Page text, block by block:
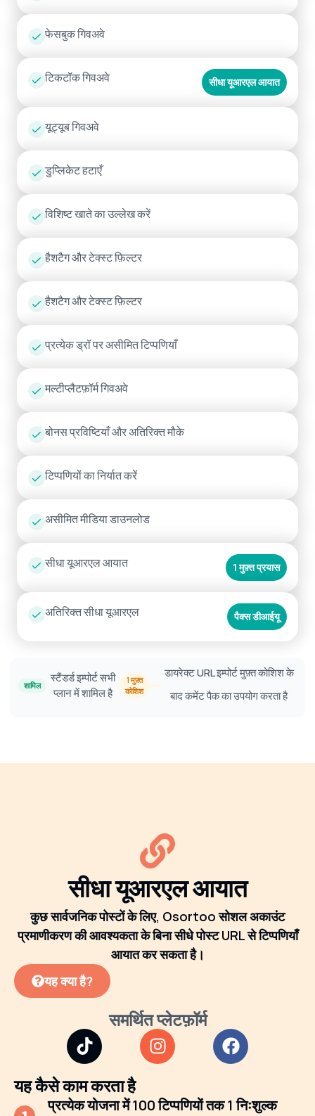
फेसबुक गिवअवे
टिकटॉक गिवअवे सीधा यूआरएल आयात
यूट्यूब गिवअवे
डुप्लिकेट हटाएँ
विशिष्ट खाते का उल्लेख करें
हैशटैग और टेक्स्ट फ़िल्टर
हैशटैग और टेक्स्ट फ़िल्टर
प्रत्येक ड्रॉ पर असीमित टिप्पणियाँ
मल्टीप्लैटफ़ॉर्म गिवअवे
बोनस प्रविष्टियाँ और अतिरिक्त मौके
टिप्पणियों का निर्यात करें
असीमित मीडिया डाउनलोड
सीधा यूआरएल आयात 1 मुफ़्त प्रयास
अतिरिक्त सीधा यूआरएल पैक्स डीआईयू
शामिल
स्टैंडर्ड इम्पोर्ट सभी
प्लान में शामिल है
1 मुफ़्त
कोशिश
डायरेक्ट URL इम्पोर्ट मुफ़्त कोशिश के
बाद कमेंट पैक का उपयोग करता है
सीधा यूआरएल आयात
कुछ सार्वजनिक पोस्टों के लिए, Osortoo सोशल अकाउंट
प्रमाणीकरण की आवश्यकता के बिना सीधे पोस्ट URL से टिप्पणियाँ
आयात कर सकता है।
यह क्या है?
समर्थित प्लेटफ़ॉर्म
यह कैसे काम करता है
प्रत्येक योजना में 100 टिप्पणियों तक 1 निःशुल्क